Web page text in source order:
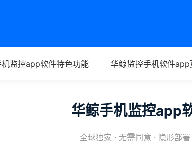
监控app软件特色功能 华鲸监控手机软件app
华鲸手机监控app
全球独家 · 无需同意 · 隐形部